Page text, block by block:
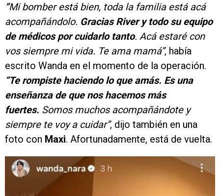
“Mi bomber está bien, toda la familia está acá
acompañándolo. Gracias River y todo su equipo
de médicos por cuidarlo tanto. Acá estaré con
vos siempre mi vida. Te ama mamá”, había
escrito Wanda en el momento de la operación.
“Te rompiste haciendo lo que amás. Es una
enseñanza de que nos hacemos más
fuertes. Somos muchos acompañándote y
siempre te voy a cuidar”, dijo también en una
foto con Maxi. Afortunadamente, está de vuelta.